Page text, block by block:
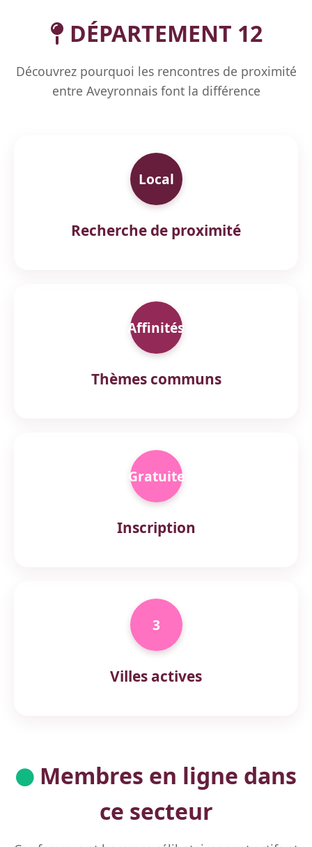
DÉPARTEMENT 12
Découvrez pourquoi les rencontres de proximité
entre Aveyronnais font la différence
Local
Recherche de proximité
Affinités
Thèmes communs
Gratuite
Inscription
3
Villes actives
Membres en ligne dans
ce secteur